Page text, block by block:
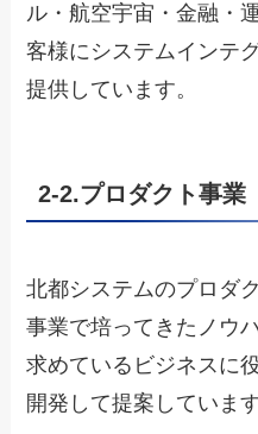
ル・航空宇宙・金融・
客様にシステムインテ
提供しています。
2-2.プロダクト事業
北都システムのプロダ
事業で培ってきたノウ
求めているビジネスに
開発して提案しています